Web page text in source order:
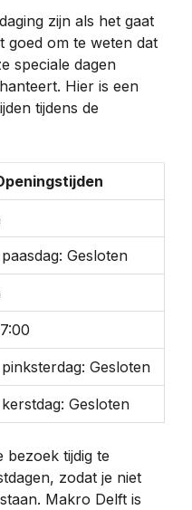
zijn als het gaat
goed om te weten dat
speciale dagen
Hier is een
tijdens de
Gesloten
Gesloten
Gesloten
bezoek tijdig te
zodat je niet
Makro Delft is